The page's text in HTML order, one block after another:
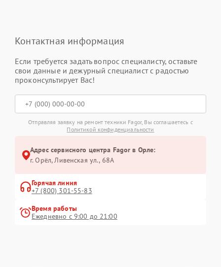
Контактная информация
Если требуется задать вопрос специалисту, оставьте
свои данные и дежурный специалист с радостью
проконсультирует Вас!
Отправляя заявку на ремонт техники Fagor, Вы соглашаетесь с
Политикой конфиденциальности
Адрес сервисного центра Fagor в Орле:
г. Орёл, Ливенская ул., 68А
Горячая линия
+7 (800) 301-55-83
Время работы
Ежедневно с 9:00 до 21:00